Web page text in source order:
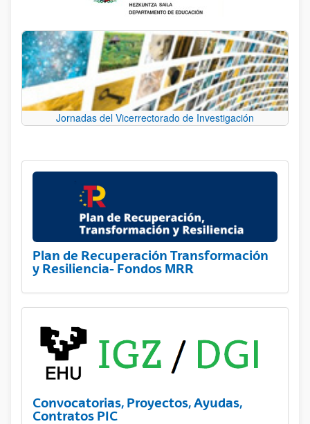
Jornadas del Vicerrectorado de Investigación
Plan de Recuperación Transformación
y Resiliencia- Fondos MRR
Convocatorias, Proyectos, Ayudas,
Contratos PIC